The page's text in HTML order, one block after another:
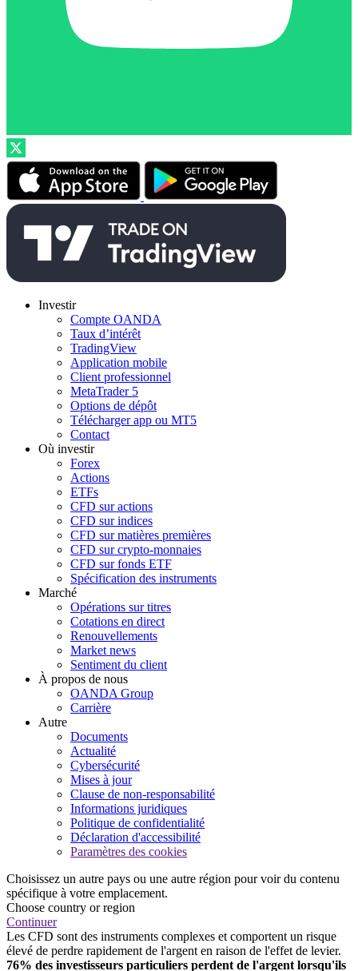
Investir
Compte OANDA
Taux d’intérêt
TradingView
Application mobile
Client professionnel
MetaTrader 5
Options de dépôt
Télécharger app ou MT5
Contact
Où investir
Forex
Actions
ETFs
CFD sur actions
CFD sur indices
CFD sur matières premières
CFD sur crypto-monnaies
CFD sur fonds ETF
Spécification des instruments
Marché
Opérations sur titres
Cotations en direct
Renouvellements
Market news
Sentiment du client
À propos de nous
OANDA Group
Carrière
Autre
Documents
Actualité
Cybersécurité
Mises à jour
Clause de non-responsabilité
Informations juridiques
Politique de confidentialité
Déclaration d'accessibilité
Paramètres des cookies
Choisissez un autre pays ou une autre région pour voir du contenu
spécifique à votre emplacement.
Choose country or region
Continuer
Les CFD sont des instruments complexes et comportent un risque
élevé de perdre rapidement de l'argent en raison de l'effet de levier.
76% des investisseurs particuliers perdent de l'argent lorsqu'ils